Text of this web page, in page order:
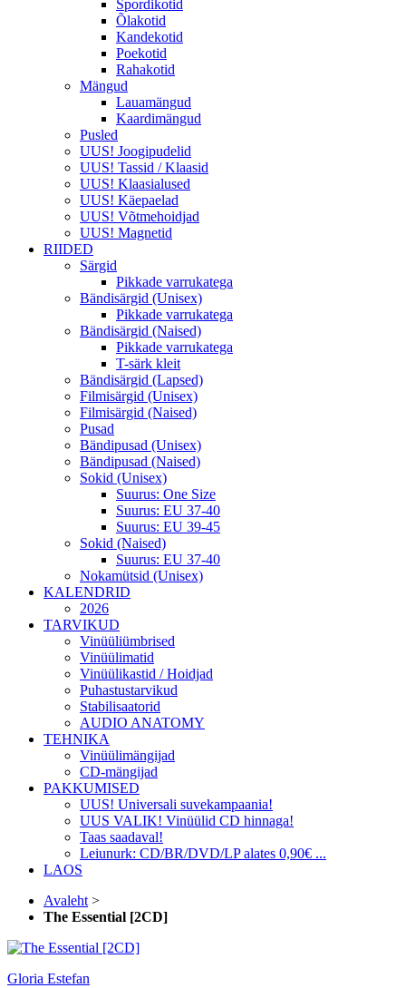
Spordikotid
Õlakotid
Kandekotid
Poekotid
Rahakotid
Mängud
Lauamängud
Kaardimängud
Pusled
UUS! Joogipudelid
UUS! Tassid / Klaasid
UUS! Klaasialused
UUS! Käepaelad
UUS! Võtmehoidjad
UUS! Magnetid
RIIDED
Särgid
Pikkade varrukatega
Bändisärgid (Unisex)
Pikkade varrukatega
Bändisärgid (Naised)
Pikkade varrukatega
T-särk kleit
Bändisärgid (Lapsed)
Filmisärgid (Unisex)
Filmisärgid (Naised)
Pusad
Bändipusad (Unisex)
Bändipusad (Naised)
Sokid (Unisex)
Suurus: One Size
Suurus: EU 37-40
Suurus: EU 39-45
Sokid (Naised)
Suurus: EU 37-40
Nokamütsid (Unisex)
KALENDRID
2026
TARVIKUD
Vinüüliümbrised
Vinüülimatid
Vinüülikastid / Hoidjad
Puhastustarvikud
Stabilisaatorid
AUDIO ANATOMY
TEHNIKA
Vinüülimängijad
CD-mängijad
PAKKUMISED
UUS! Universali suvekampaania!
UUS VALIK! Vinüülid CD hinnaga!
Taas saadaval!
Leiunurk: CD/BR/DVD/LP alates 0,90€ ...
LAOS
Avaleht >
The Essential [2CD]
Gloria Estefan